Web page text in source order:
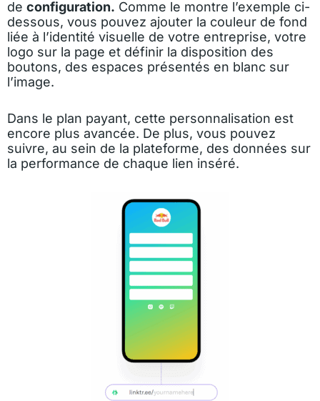
de configuration. Comme le montre l’exemple ci-
dessous, vous pouvez ajouter la couleur de fond
liée à l’identité visuelle de votre entreprise, votre
logo sur la page et définir la disposition des
boutons, des espaces présentés en blanc sur
l’image.
Dans le plan payant, cette personnalisation est
encore plus avancée. De plus, vous pouvez
suivre, au sein de la plateforme, des données sur
la performance de chaque lien inséré.